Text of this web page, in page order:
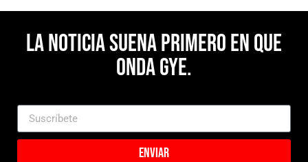
La noticia suena primero en Que
Onda Gye.
Enviar